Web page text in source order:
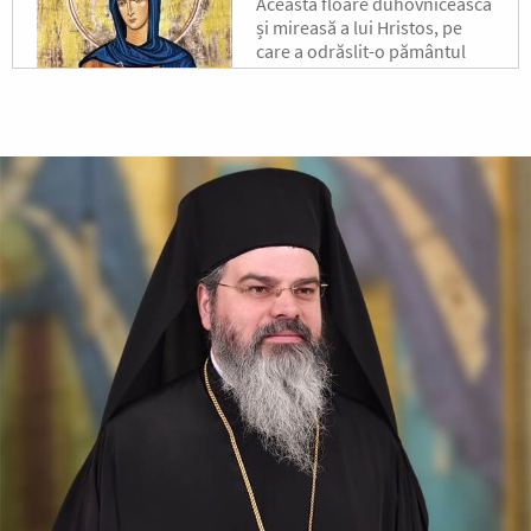
și mireasă a lui Hristos, pe
care a odrăslit-o pământul
binecuvântat al Moldovei, s-a
După-prăznuirea
Schimbării la Față a
Domnului
Schimbarea la Față a
Mântuitorului Iisus Hristos
este unul din Praznicele
împărătești ale Bisericii
Ortodoxe, sărbătorită la 6
august.
Sfântul Antonie de la
Optina